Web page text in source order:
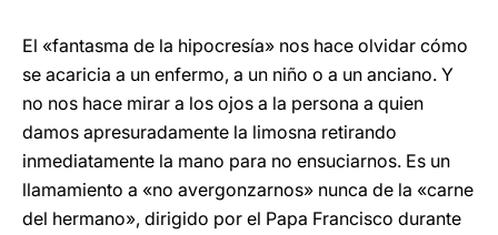
El «fantasma de la hipocresía» nos hace olvidar cómo
se acaricia a un enfermo, a un niño o a un anciano. Y
no nos hace mirar a los ojos a la persona a quien
damos apresuradamente la limosna retirando
inmediatamente la mano para no ensuciarnos. Es un
llamamiento a «no avergonzarnos» nunca de la «carne
del hermano», dirigido por el Papa Francisco durante